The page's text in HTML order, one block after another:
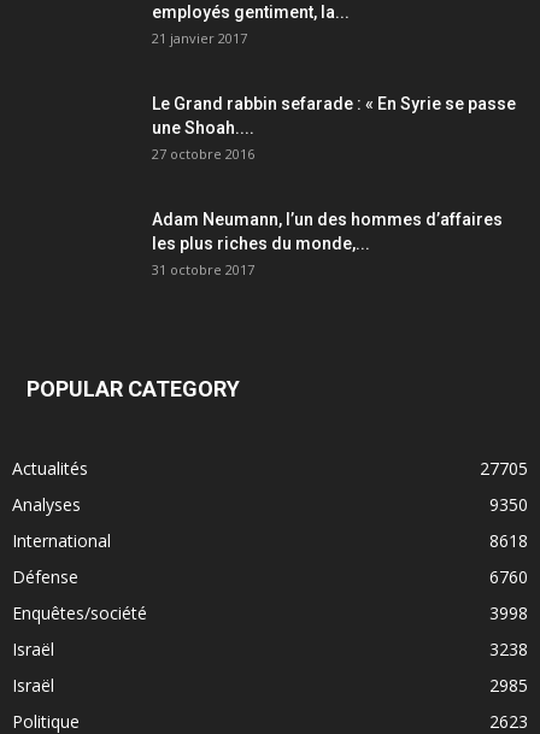
employés gentiment, la...
21 janvier 2017
Le Grand rabbin sefarade : « En Syrie se passe
une Shoah....
27 octobre 2016
Adam Neumann, l’un des hommes d’affaires
les plus riches du monde,...
31 octobre 2017
POPULAR CATEGORY
Actualités
27705
Analyses
9350
International
8618
Défense
6760
Enquêtes/société
3998
Israël
3238
Israël
2985
Politique
2623